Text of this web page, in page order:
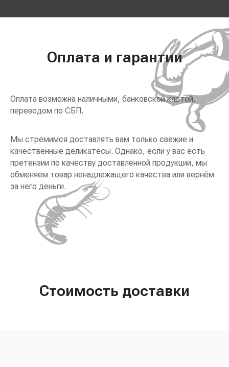
Оплата и гарантии
Оплата возможна наличными, банковской картой,
переводом по СБП.
Мы стремимся доставлять вам только свежие и
качественные деликатесы. Однако, если у вас есть
претензии по качеству доставленной продукции, мы
обменяем товар ненадлежащего качества или вернём
за него деньги.
Стоимость доставки